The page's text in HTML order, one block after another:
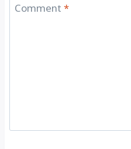
Comment *